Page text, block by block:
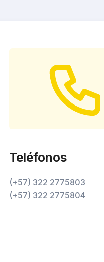
Teléfonos
(+57) 322 2775803
(+57) 322 2775804